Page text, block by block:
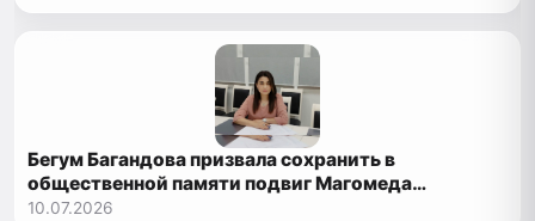
Бегум Багандова призвала сохранить в
общественной памяти подвиг Магомеда
Нурбагандова
10.07.2026